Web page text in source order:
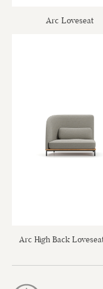
Arc Loveseat
Arc High Back